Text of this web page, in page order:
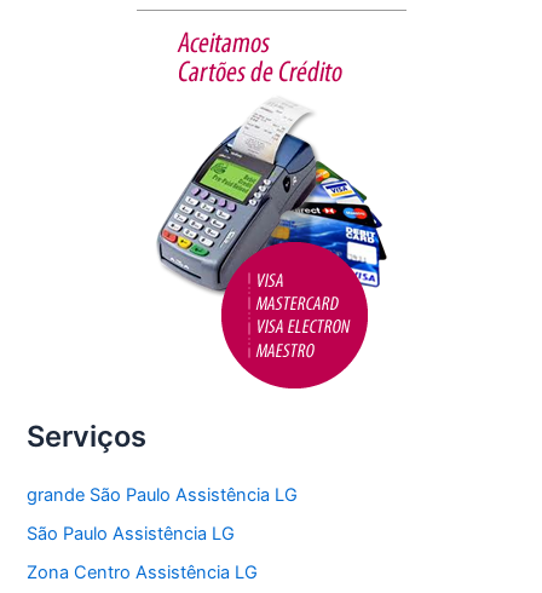
Serviços
grande São Paulo Assistência LG
São Paulo Assistência LG
Zona Centro Assistência LG